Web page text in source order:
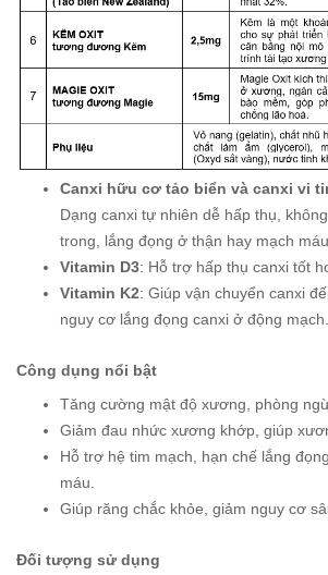
Canxi hữu cơ tảo biển và canxi vi
Dạng canxi tự nhiên dễ hấp thụ,
trong, lắng đọng ở thận hay mạch máu.
Vitamin D3: Hỗ trợ hấp thụ canxi tốt
Vitamin K2: Giúp vận chuyển canxi
nguy cơ lắng đọng canxi ở động mạch.
Công dụng nổi bật
Tăng cường mật độ xương, phòng
Giảm đau nhức xương khớp, giúp
Hỗ trợ hệ tim mạch, hạn chế lắng
máu.
Giúp răng chắc khỏe, giảm nguy cơ
Đối tượng sử dụng